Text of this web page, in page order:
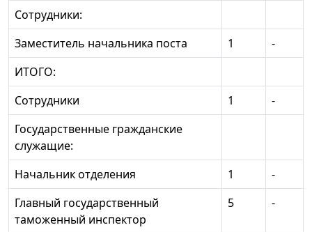
Сотрудники:
Заместитель начальника поста
1
-
ИТОГО:
Сотрудники
1
-
Государственные гражданские
служащие:
Начальник отделения
1
-
Главный государственный
таможенный инспектор
5 -